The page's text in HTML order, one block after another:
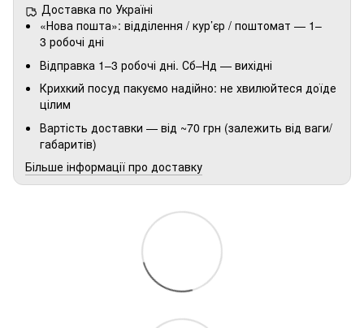
Доставка по Україні
«Нова пошта»: відділення / кур’єр / поштомат — 1–
3 робочі дні
Відправка 1–3 робочі дні. Сб–Нд — вихідні
Крихкий посуд пакуємо надійно: не хвилюйтеся доїде
цілим
Вартість доставки — від ~70 грн (залежить від ваги/
габаритів)
Більше інформації про доставку